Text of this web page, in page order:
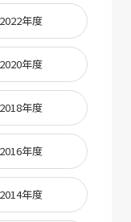
2022年度
2020年度
2018年度
2016年度
2014年度